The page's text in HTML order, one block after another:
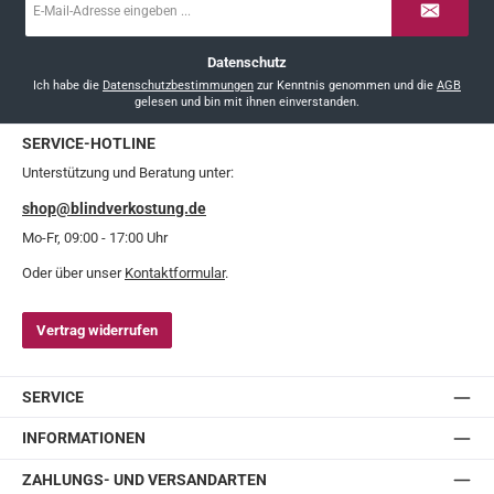
Mail-
Datenschutz
Ich habe die Datenschutzbestimmungen zur Kenntnis genommen und die AGB
gelesen und bin mit ihnen einverstanden.
SERVICE-HOTLINE
Unterstützung und Beratung unter:
shop@blindverkostung.de
Mo-Fr, 09:00 - 17:00 Uhr
Oder über unser Kontaktformular.
Vertrag widerrufen
SERVICE
INFORMATIONEN
ZAHLUNGS- UND VERSANDARTEN